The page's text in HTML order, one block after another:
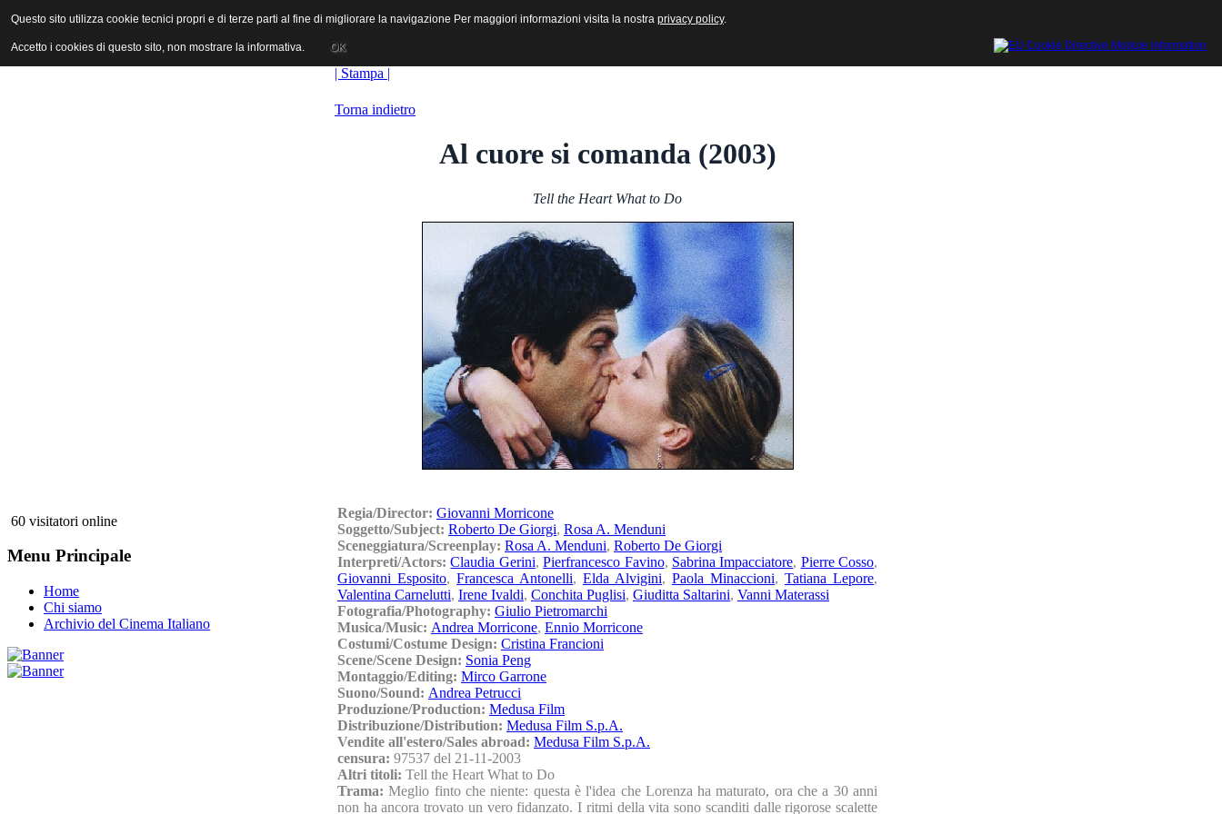
ANICA | Associazione Nazionale Industrie Cinematografiche Audiovisive e Multimediali
60 visitatori online
Menu Principale
Home
Chi siamo
Archivio del Cinema Italiano
| Stampa |
Torna indietro
Al cuore si comanda (2003)
Tell the Heart What to Do
Regia/Director: Giovanni Morricone
Soggetto/Subject: Roberto De Giorgi, Rosa A. Menduni
Sceneggiatura/Screenplay: Rosa A. Menduni, Roberto De Giorgi
Interpreti/Actors:Claudia Gerini,Pierfrancesco Favino, Sabrina Impacciatore, Pierre Cosso,
Giovanni Esposito, Francesca Antonelli, Elda Alvigini, Paola Minaccioni, Tatiana Lepore,
Valentina Carnelutti, Irene Ivaldi, Conchita Puglisi, Giuditta Saltarini, Vanni Materassi
Fotografia/Photography: Giulio Pietromarchi
Musica/Music: Andrea Morricone, Ennio Morricone
Costumi/Costume Design: Cristina Francioni
Scene/Scene Design: Sonia Peng
Montaggio/Editing: Mirco Garrone
Suono/Sound: Andrea Petrucci
Produzione/Production: Medusa Film
Distribuzione/Distribution: Medusa Film S.p.A.
Vendite all'estero/Sales abroad: Medusa Film S.p.A.
censura: 97537 del 21-11-2003
Altri titoli: Tell the Heart What to Do
Trama:Meglio finto che niente: questa è l'idea che Lorenza ha maturato, ora che a 30 anni
non ha ancora trovato un vero fidanzato. I ritmi della vita sono scanditi dalle rigorose scalette
Questo sito utilizza cookie tecnici propri e di terze parti al fine di migliorare la navigazione Per maggiori informazioni visita la nostra privacy policy.
Accetto i cookies di questo sito, non mostrare la informativa. OK
Questo sito utilizza cookie tecnici propri e di terze parti al fine di migliorare la navigazione Per maggiori informazioni visita la nostra privacy policy.
Accetto i cookies di questo sito, non mostrare la informativa. OK